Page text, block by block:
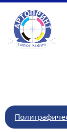
О КОМПАНИИ
УСЛУГИ
КАТАЛОГ
ТРЕБОВАНИЯ
НОВОСТИ
ИНВЕСТИЦИИ